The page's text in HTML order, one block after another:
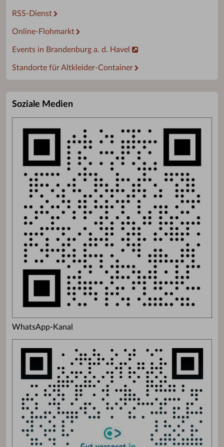
RSS-Dienst
Online-Flohmarkt
Events in Brandenburg a. d. Havel
Standorte für Altkleider-Container
Soziale Medien
WhatsApp-Kanal